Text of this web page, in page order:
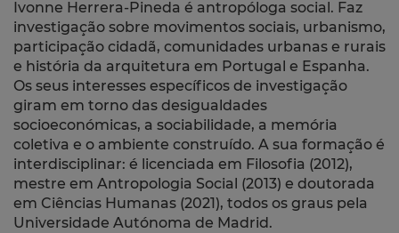
Ivonne Herrera-Pineda é antropóloga social. Faz
investigação sobre movimentos sociais, urbanismo,
participação cidadã, comunidades urbanas e rurais
e história da arquitetura em Portugal e Espanha.
Os seus interesses específicos de investigação
giram em torno das desigualdades
socioeconómicas, a sociabilidade, a memória
coletiva e o ambiente construído. A sua formação é
interdisciplinar: é licenciada em Filosofia (2012),
mestre em Antropologia Social (2013) e doutorada
em Ciências Humanas (2021), todos os graus pela
Universidade Autónoma de Madrid.